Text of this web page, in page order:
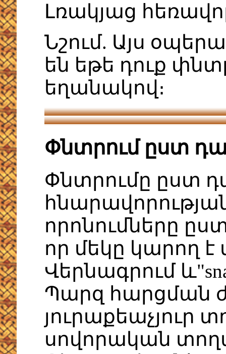
Լռակյաց
Նշում. Այս
են եթե դուք
եղանակով։
Փնտրում ըստ
Փնտրումը ըստ
որոնումները
որ մեկը կարող է
Վերնագրում
Պարզ հարցման
յուրաքեաչյուր
սովորական